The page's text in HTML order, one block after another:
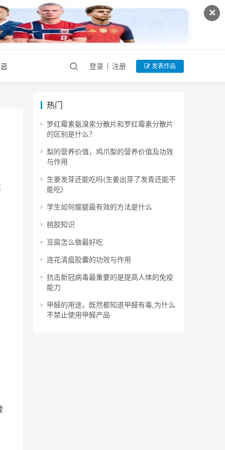
✕
登录 注册 发表作品
热门
罗红霉素氨溴索分散片和罗红霉素分散片
的区别是什么？
梨的营养价值，鸡爪梨的营养价值及功效
与作用
生姜发芽还能吃吗(生姜出芽了发青还能不
能吃)
学生如何瘦腿最有效的方法是什么
桃胶知识
豆腐怎么做最好吃
连花清瘟胶囊的功效与作用
抗击新冠病毒最重要的是提高人体的免疫
能力
甲醛的用途，既然都知道甲醛有毒,为什么
不禁止使用甲醛产品